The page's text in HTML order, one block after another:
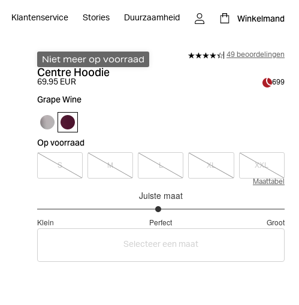
Klantenservice Stories Duurzaamheid Winkelmand
Niet meer op voorraad
Centre Hoodie
49 beoordelingen
69.95 EUR 699
Grape Wine
Op voorraad
S M L XL XXL
Maattabel
Juiste maat
Klein Perfect Groot
uit
Gebaseerd
51
Selecteer een maat